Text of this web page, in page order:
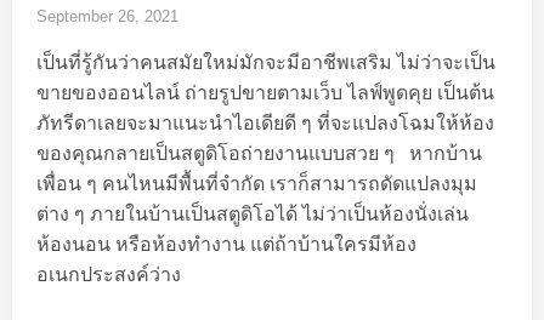
September 26, 2021
เป็นที่รู้กันว่าคนสมัยใหม่มักจะมีอาชีพเสริม ไม่ว่าจะเป็น
ขายของออนไลน์ ถ่ายรูปขายตามเว็บ ไลฟ์พูดคุย เป็นต้น
ภัทรีดาเลยจะมาแนะนำไอเดียดี ๆ ที่จะแปลงโฉมให้ห้อง
ของคุณกลายเป็นสตูดิโอถ่ายงานแบบสวย ๆ หากบ้าน
เพื่อน ๆ คนไหนมีพื้นที่จำกัด เราก็สามารถดัดแปลงมุม
ต่าง ๆ ภายในบ้านเป็นสตูดิโอได้ ไม่ว่าเป็นห้องนั่งเล่น
ห้องนอน หรือห้องทำงาน แต่ถ้าบ้านใครมีห้อง
อเนกประสงค์ว่าง